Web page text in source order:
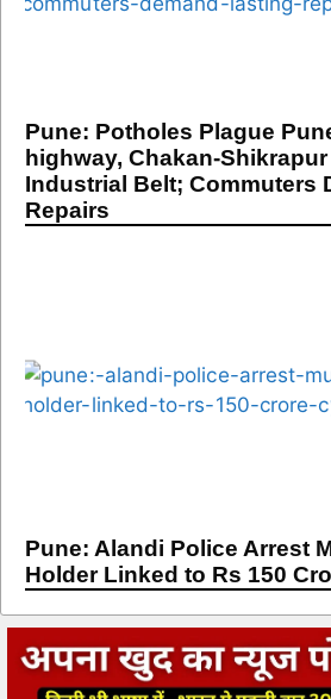
Pune: Potholes Plague
highway, Chakan-
Industrial Belt; Commuters
Repairs
Pune: Alandi Police Arrest
Holder Linked to Rs 150